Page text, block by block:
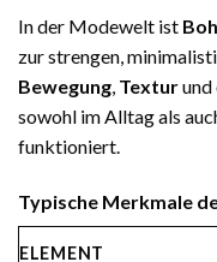
In der Modewelt ist
zur strengen,
Bewegung, Texturund
sowohl im Alltag als
funktioniert.
Typische Merkmale
ELEMENT